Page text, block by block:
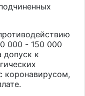
000 - 150 000
допуск к
коронавирусом,